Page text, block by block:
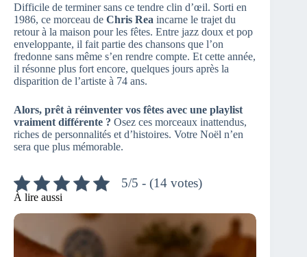
Difficile de terminer sans ce tendre clin d’œil. Sorti en
1986, ce morceau de Chris Rea incarne le trajet du
retour à la maison pour les fêtes. Entre jazz doux et pop
enveloppante, il fait partie des chansons que l’on
fredonne sans même s’en rendre compte. Et cette année,
il résonne plus fort encore, quelques jours après la
disparition de l’artiste à 74 ans.
Alors, prêt à réinventer vos fêtes avec une playlist
vraiment différente ? Osez ces morceaux inattendus,
riches de personnalités et d’histoires. Votre Noël n’en
sera que plus mémorable.
5/5 - (14 votes)
À lire aussi